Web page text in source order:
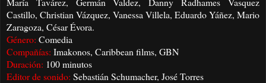
Castillo, Christian Vázquez, Vanessa Villela, Eduardo Yáñez, Mario
Zaragoza, César Évora.
Género: Comedia
Compañías: Imakonos, Caribbean films, GBN
Duración: 100 minutos
Editor de sonido: Sebastián Schumacher, José Torres